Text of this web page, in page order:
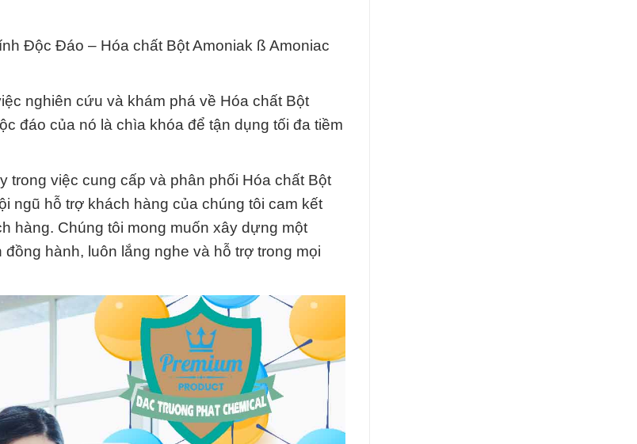
Độc Đáo – Hóa chất Bột Amoniak ß Amoniac
nghiên cứu và khám phá về Hóa chất Bột
đáo của nó là chìa khóa để tận dụng tối đa tiềm
trong việc cung cấp và phân phối Hóa chất Bột
ngũ hỗ trợ khách hàng của chúng tôi cam kết
hàng. Chúng tôi mong muốn xây dựng một
hành, luôn lắng nghe và hỗ trợ trong mọi